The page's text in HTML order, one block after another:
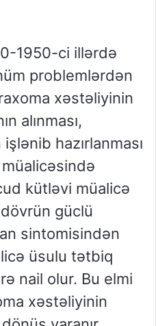
1950-ci illərdə
problemlərdən
xəstəliyinin
alınması,
hazırlanması
kütləvi müalicə
dövrün güclü
sintomisindən
üsulu tətbiq
nail olur. Bu elmi
xəstəliyinin